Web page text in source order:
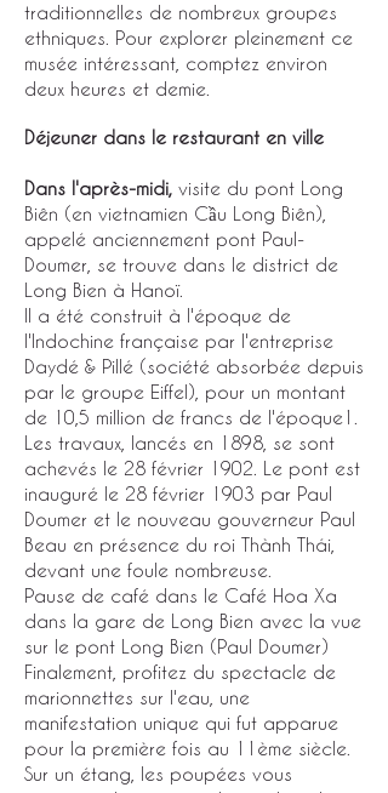
traditionnelles de nombreux groupes
ethniques. Pour explorer pleinement ce
musée intéressant, comptez environ
deux heures et demie.
Déjeuner dans le restaurant en ville
Dans l'après-midi, visite du pont Long
Biên (en vietnamien Cầu Long Biên),
appelé anciennement pont Paul-
Doumer, se trouve dans le district de
Long Bien à Hanoï.
Il a été construit à l'époque de
l'Indochine française par l'entreprise
Daydé & Pillé (société absorbée depuis
par le groupe Eiffel), pour un montant
de 10,5 million de francs de l'époque1.
Les travaux, lancés en 1898, se sont
achevés le 28 février 1902. Le pont est
inauguré le 28 février 1903 par Paul
Doumer et le nouveau gouverneur Paul
Beau en présence du roi Thành Thái,
devant une foule nombreuse.
Pause de café dans le Café Hoa Xa
dans la gare de Long Bien avec la vue
sur le pont Long Bien (Paul Doumer)
Finalement, profitez du spectacle de
marionnettes sur l'eau, une
manifestation unique qui fut apparue
pour la première fois au 11ème siècle.
Sur un étang, les poupées vous